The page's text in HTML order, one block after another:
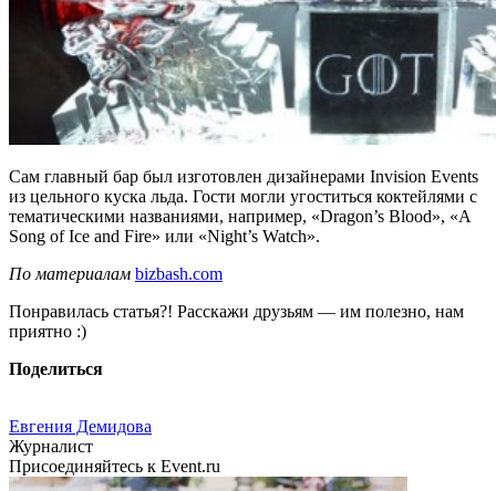
Сам главный бар был изготовлен дизайнерами Invision Events
из цельного куска льда. Гости могли угоститься коктейлями с
тематическими названиями, например, «Dragon’s Blood», «A
Song of Ice and Fire» или «Night’s Watch».
По материалам bizbash.com
Понравилась статья?! Расскажи друзьям — им полезно, нам
приятно :)
Поделиться
Евгения Демидова
Журналист
Присоединяйтесь к Event.ru